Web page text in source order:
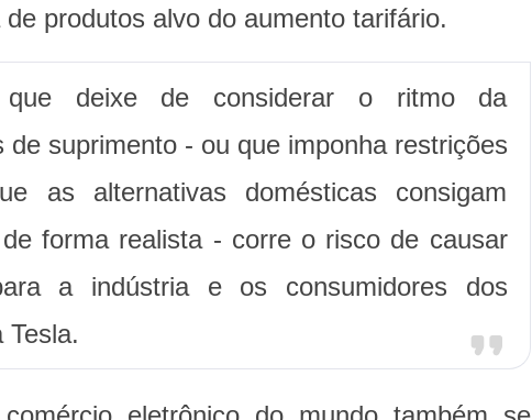
produtos alvo do aumento tarifário.
que deixe de considerar o ritmo da
de suprimento - ou que imponha restrições
as alternativas domésticas consigam
forma realista - corre o risco de causar
a indústria e os consumidores dos
Tesla.